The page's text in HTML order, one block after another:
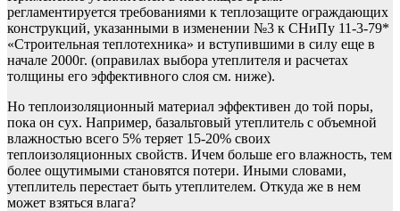
регламентируется требованиями к теплозащите ограждающих
конструкций, указанными в изменении №3 к СНиПу 11-3-79*
«Строительная теплотехника» и вступившими в силу еще в
начале 2000г. (оправилах выбора утеплителя и расчетах
толщины его эффективного слоя см. ниже).
Но теплоизоляционный материал эффективен до той поры,
пока он сух. Например, базальтовый утеплитель с объемной
влажностью всего 5% теряет 15-20% своих
теплоизоляционных свойств. Ичем больше его влажность, тем
более ощутимыми становятся потери. Иными словами,
утеплитель перестает быть утеплителем. Откуда же в нем
может взяться влага?